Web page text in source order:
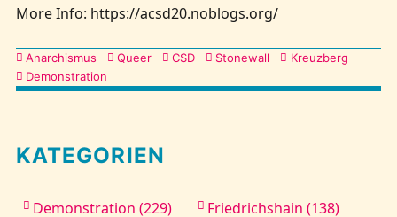
More Info: https://acsd20.noblogs.org/
Kategorien
Anarchismus Queer CSD Stonewall
Kreuzberg
Demonstration
KATEGORIEN
Demonstration (229)
Friedrichshain (138)